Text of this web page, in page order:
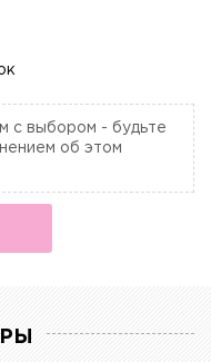
с выбором - будьте
об этом